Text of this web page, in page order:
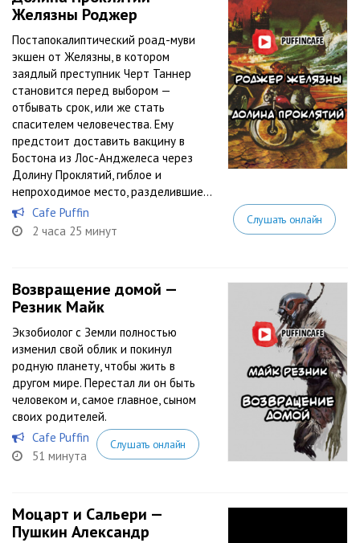
Желязны Роджер
Постапокалиптический роад-муви
экшен от Желязны, в котором
заядлый преступник Черт Таннер
становится перед выбором —
отбывать срок, или же стать
спасителем человечества. Ему
предстоит доставить вакцину в
Бостона из Лос-Анджелеса через
Долину Проклятий, гиблое и
непроходимое место, разделившие...
Cafe Puffin
2 часа 25 минут
Слушать онлайн
Возвращение домой —
Резник Майк
Экзобиолог с Земли полностью
изменил свой облик и покинул
родную планету, чтобы жить в
другом мире. Перестал ли он быть
человеком и, самое главное, сыном
своих родителей.
Cafe Puffin
51 минута
Слушать онлайн
Моцарт и Сальери —
Пушкин Александр